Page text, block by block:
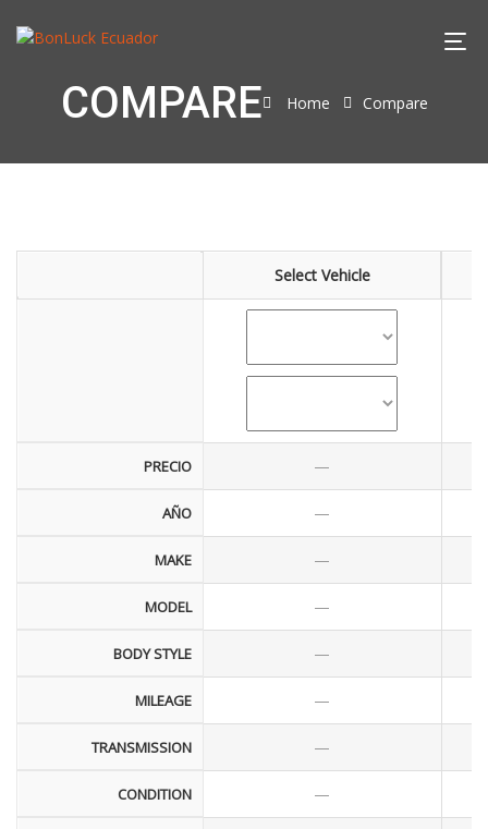
COMPARE Home Compare
Select Vehicle
PRECIO —
AÑO —
MAKE —
MODEL —
BODY STYLE —
MILEAGE —
TRANSMISSION —
CONDITION —